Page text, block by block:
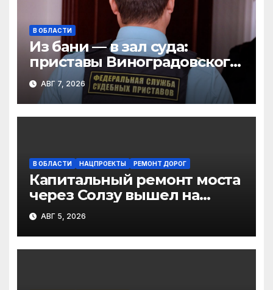
В ОБЛАСТИ
Из бани — в зал суда:
приставы Виноградовского
округа разыскали
должника по алиментам
АВГ 7, 2026
В ОБЛАСТИ НАЦПРОЕКТЫ РЕМОНТ ДОРОГ
Капитальный ремонт моста
через Солзу вышел на
финальный этап
АВГ 5, 2026